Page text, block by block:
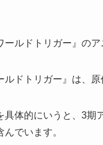
ールドトリガー』の
ルドトリガー』は、
具体的にいうと、 3期
でいます。